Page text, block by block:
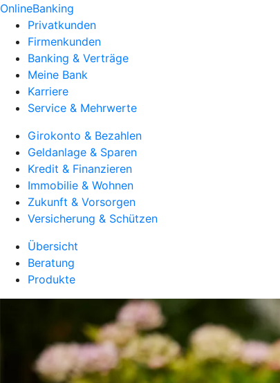
OnlineBanking
Privatkunden
Firmenkunden
Banking & Verträge
Meine Bank
Karriere
Service & Mehrwerte
Girokonto & Bezahlen
Geldanlage & Sparen
Kredit & Finanzieren
Immobilie & Wohnen
Zukunft & Vorsorgen
Versicherung & Schützen
Übersicht
Beratung
Produkte